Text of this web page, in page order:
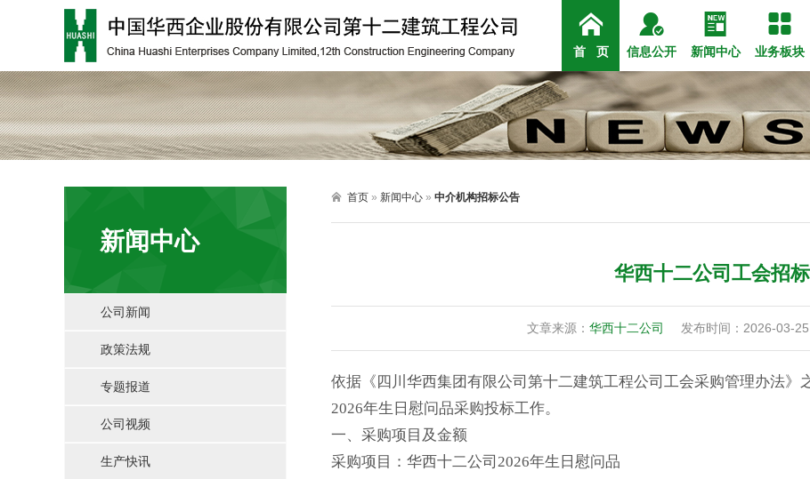

首 页

信息公开

新闻中心

业务板块
公司简介 组织架构 管
公司新闻 政策
房建社会
 首页 » 新闻中心 » 中介机构招标公告
华西十二公司工会招
文章来源： 华西十二公司 发布时间：2026-03-
依据《四川华西集团有限公司第十二建筑工程公司工会采购管理办法
2026年生日慰问品采购投标工作。
一、采购项目及金额
采购项目：华西十二公司2026年生日慰问品
新闻中心
公司新闻
政策法规
专题报道
公司视频
生产快讯